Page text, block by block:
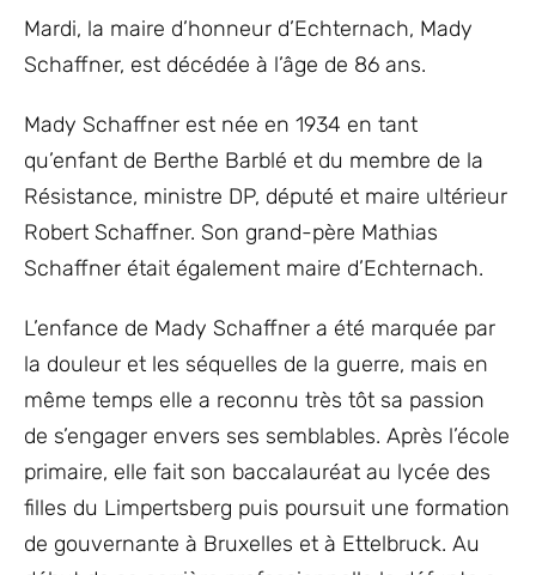
Mardi, la maire d’honneur d’Echternach, Mady
Schaffner, est décédée à l’âge de 86 ans.
Mady Schaffner est née en 1934 en tant
qu’enfant de Berthe Barblé et du membre de la
Résistance, ministre DP, député et maire ultérieur
Robert Schaffner. Son grand-père Mathias
Schaffner était également maire d’Echternach.
L’enfance de Mady Schaffner a été marquée par
la douleur et les séquelles de la guerre, mais en
même temps elle a reconnu très tôt sa passion
de s’engager envers ses semblables. Après l’école
primaire, elle fait son baccalauréat au lycée des
filles du Limpertsberg puis poursuit une formation
de gouvernante à Bruxelles et à Ettelbruck. Au